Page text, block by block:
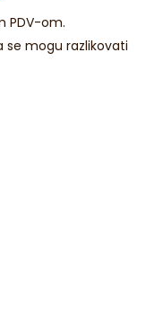
PDV-om.
se mogu razlikovati